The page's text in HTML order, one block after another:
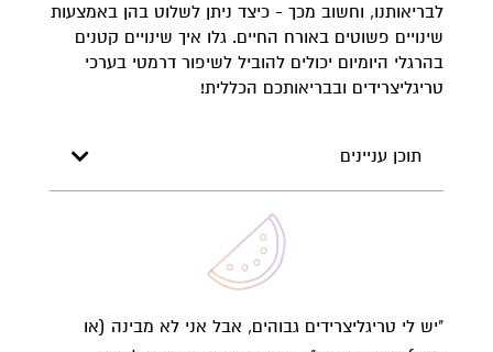
לבריאותנו, וחשוב מכך - כיצד ניתן לשלוט בהן באמצעות
שינויים פשוטים באורח החיים. גלו איך שינויים קטנים
בהרגלי היומיום יכולים להוביל לשיפור דרמטי בערכי
טריגליצרידים ובבריאותכם הכללית!
תוכן עניינים
"יש לי טריגליצרידים גבוהים, אבל אני לא מבינה (או